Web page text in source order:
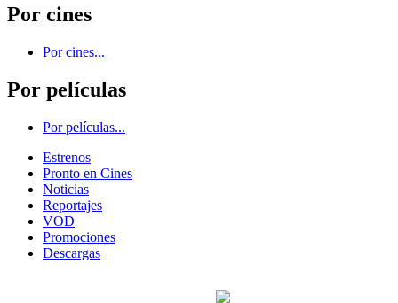
Por cines
Por cines...
Por películas
Por películas...
Estrenos
Pronto en Cines
Noticias
Reportajes
VOD
Promociones
Descargas